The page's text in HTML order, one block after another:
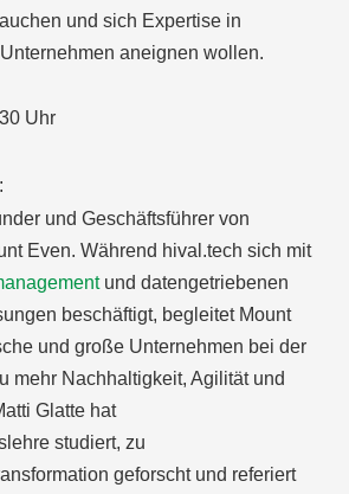
und sich Expertise in
aneignen wollen.
Uhr⠀⠀
und Geschäftsführer von
Even. Während hival.tech sich mit
und datengetriebenen
beschäftigt, begleitet Mount
und große Unternehmen bei der
mehr Nachhaltigkeit, Agilität und
Glatte hat
studiert, zu
geforscht und referiert